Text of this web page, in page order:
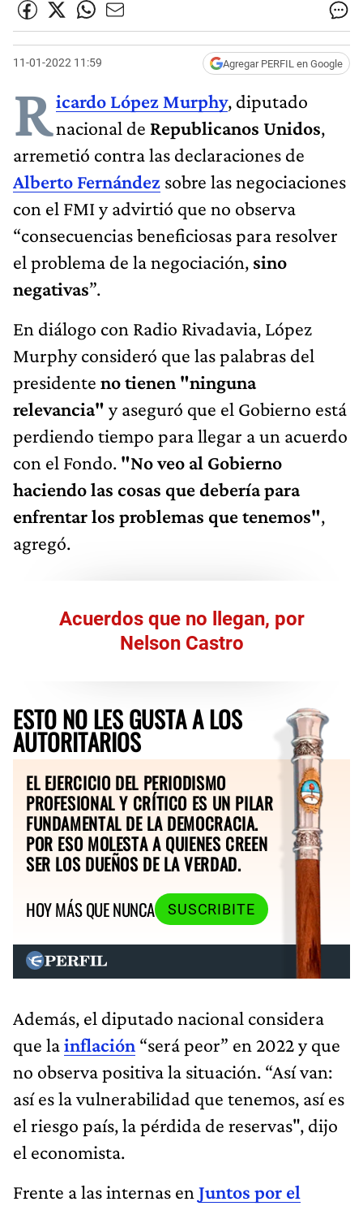
11-01-2022 11:59 Agregar PERFIL en Google
Ricardo López Murphy, diputado
nacional de Republicanos Unidos,
arremetió contra las declaraciones de
Alberto Fernández sobre las negociaciones
con el FMI y advirtió que no observa
“consecuencias beneficiosas para resolver
el problema de la negociación, sino
negativas”.
En diálogo con Radio Rivadavia, López
Murphy consideró que las palabras del
presidente no tienen "ninguna
relevancia" y aseguró que el Gobierno está
perdiendo tiempo para llegar a un acuerdo
con el Fondo. "No veo al Gobierno
haciendo las cosas que debería para
enfrentar los problemas que tenemos",
agregó.
Acuerdos que no llegan, por
Nelson Castro
ESTO NO LES GUSTA A LOS
AUTORITARIOS
EL EJERCICIO DEL PERIODISMO
PROFESIONAL Y CRÍTICO ES UN PILAR
FUNDAMENTAL DE LA DEMOCRACIA.
POR ESO MOLESTA A QUIENES CREEN
SER LOS DUEÑOS DE LA VERDAD.
HOY MÁS QUE NUNCA
SUSCRIBITE
Además, el diputado nacional considera
que lainflación “será peor” en 2022 y que
no observa positiva la situación. “Así van:
así es la vulnerabilidad que tenemos, así es
el riesgo país, la pérdida de reservas", dijo
el economista.
Frente a las internas en Juntos por el